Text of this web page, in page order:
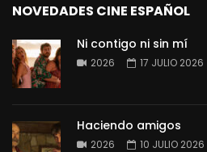
NOVEDADES CINE ESPAÑOL
Ni contigo ni sin mí
2026 17 JULIO 2026
Haciendo amigos
2026 10 JULIO 2026